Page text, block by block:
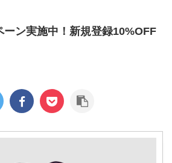
ーン実施中！新規登録10%OFF